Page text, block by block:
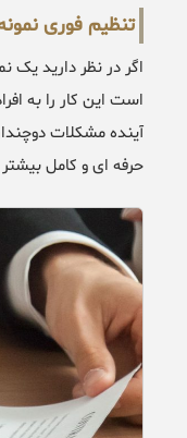
تنظیم فوری
اگر در نظر دارید یک
است این کار را به
آینده مشکلات
حرفه ای و کامل